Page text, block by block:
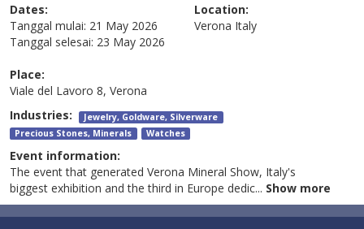
Dates:
Tanggal mulai: 21 May 2026
Tanggal selesai: 23 May 2026
Location:
Verona Italy
Place:
Viale del Lavoro 8, Verona
Industries: Jewelry, Goldware, Silverware
Precious Stones, Minerals
Watches
Event information:
The event that generated Verona Mineral Show, Italy's
biggest exhibition and the third in Europe dedic... Show more